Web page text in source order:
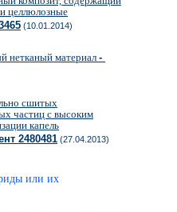
целлюлозные
(10.01.2014)
нетканый материал -
сшитых
частиц с высоким
капель
2480481 (27.04.2013)
или их